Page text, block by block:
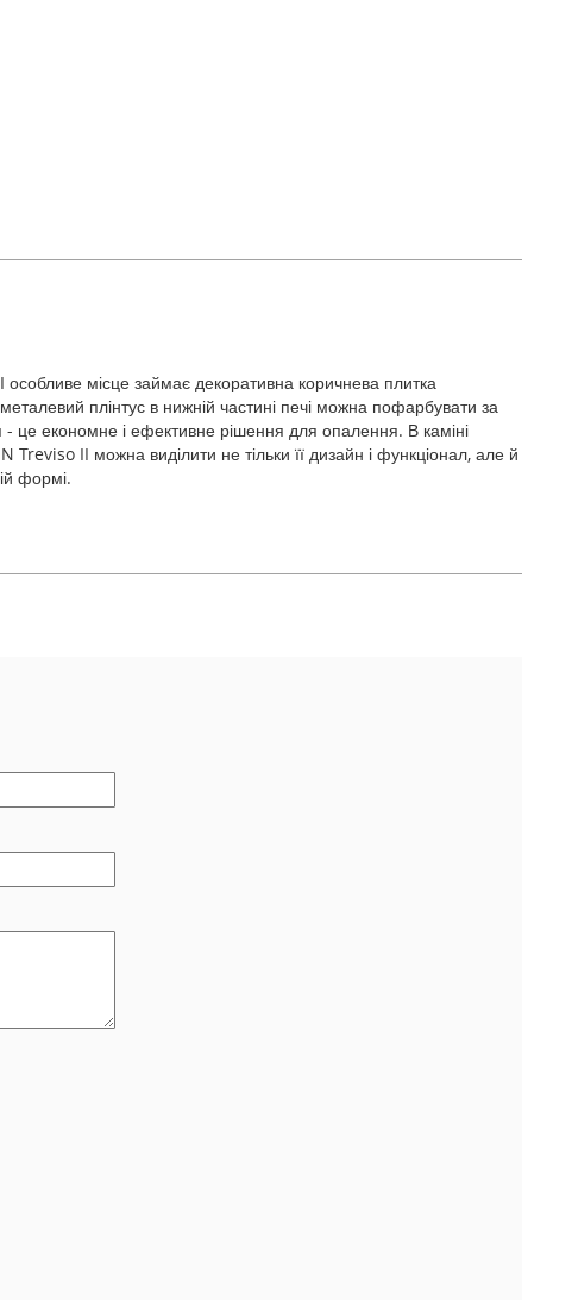
місце займає декоративна коричнева плитка
плінтус в нижній частині печі можна пофарбувати за
це економне і ефективне рішення для опалення. В каміні
II можна виділити не тільки її дизайн і функціонал, але й
формі.